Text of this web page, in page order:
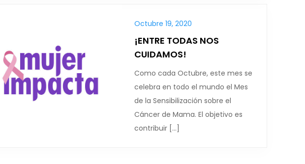
Octubre 19, 2020
¡ENTRE TODAS NOS
CUIDAMOS!
Como cada Octubre, este mes se
celebra en todo el mundo el Mes
de la Sensibilización sobre el
Cáncer de Mama. El objetivo es
contribuir […]